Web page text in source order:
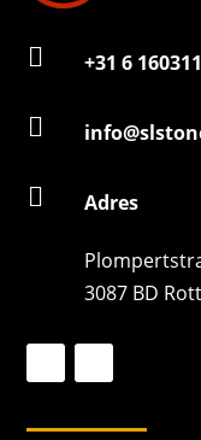
 +31 6

 Adres
3087 BD